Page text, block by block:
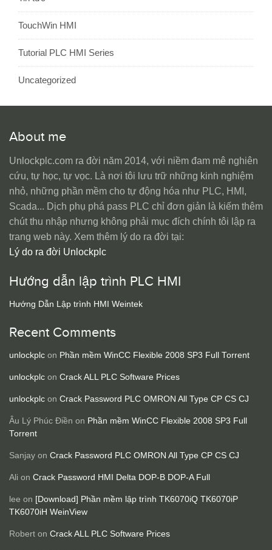
TouchWin HMI
Tutorial PLC HMI Series
Uncategorized
About me
Unlockplc.com ra đời năm 2014, với niềm đam mê nghiên
cứu, tự học, tự vọc. Là nơi tôi lưu trữ những kinh nghiệm
nhỏ, những phần mềm cho tự động hóa như PLC, HMI,
Scada... Dịch phụ phá pass PLC chỉ đơn giản là kiếm thêm
chút thu nhập nhưng không phải mục đích chính tôi lập ra
trang web này. Xem thêm lý do ra đời tại:
Lý do ra đời Unlockplc
Hướng dẫn lập trình PLC HMI
Hướng Dẫn Lập trình HMI Weintek
Recent Comments
unlockplc on Phần mềm WinCC Flexible 2008 SP3 Full Torrent
unlockplc on Crack ALL PLC Software Prices
unlockplc on Crack Password PLC OMRON All Type CP CS CJ
Âu Lý Phúc Điền on Phần mềm WinCC Flexible 2008 SP3 Full
Torrent
Sanjay on Crack Password PLC OMRON All Type CP CS CJ
Ali on Crack Password HMI Delta DOP-B DOP-A Full
lee on [Download] Phần mềm lập trình TK6070iQ TK6070iP
TK6070iH WeinView
Robert on Crack ALL PLC Software Prices